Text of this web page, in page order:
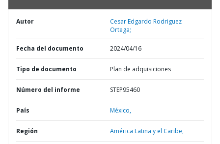
Autor
Cesar Edgardo Rodriguez
Ortega;
Fecha del documento 2024/04/16
Tipo de documento Plan de adquisiciones
Número del informe STEP95460
País México,
Región América Latina y el Caribe,